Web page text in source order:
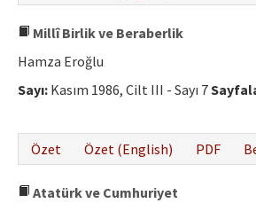
Millî Birlik ve Beraberlik
Hamza Eroğlu
Sayı: Kasım 1986, Cilt III - Sayı 7
Özet
Özet (English) PDF
Atatürk ve Cumhuriyet